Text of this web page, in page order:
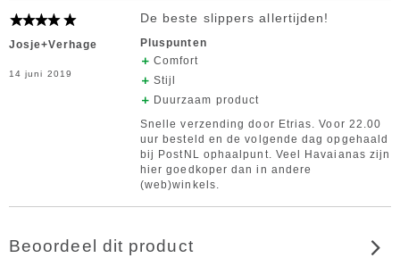
Josje+Verhage
14 juni 2019
De beste slippers allertijden!
Pluspunten
Comfort
Stijl
Duurzaam product
Snelle verzending door Etrias. Voor 22.00
uur besteld en de volgende dag opgehaald
bij PostNL ophaalpunt. Veel Havaianas zijn
hier goedkoper dan in andere
(web)winkels.
Beoordeel dit product